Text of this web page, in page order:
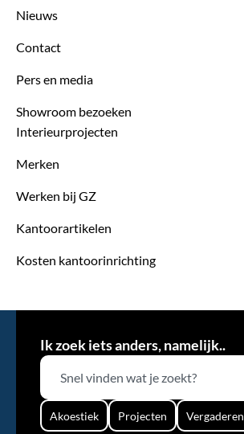
Nieuws
Contact
Pers en media
Showroom bezoeken
Interieurprojecten
Merken
Werken bij GZ
Kantoorartikelen
Kosten kantoorinrichting
Ik zoek iets anders, namelijk..
Akoestiek Projecten Vergaderen